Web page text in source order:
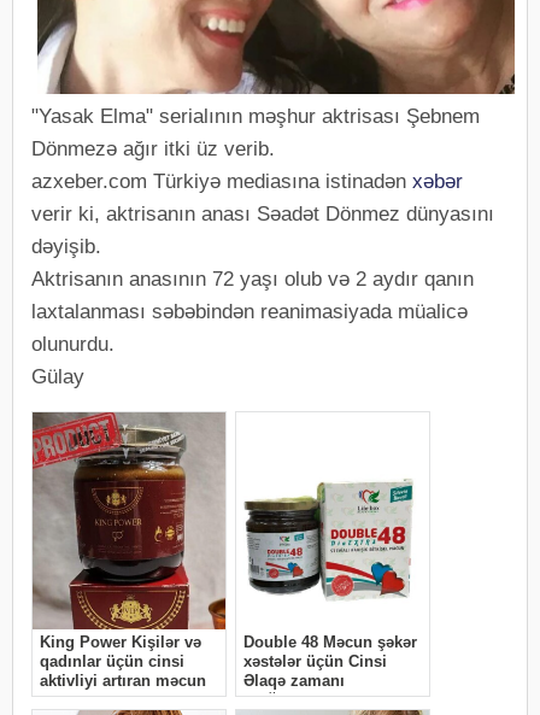
"Yasak Elma" serialının məşhur aktrisası Şebnem
Dönmezə ağır itki üz verib.
azxeber.com Türkiyə mediasına istinadən xəbər
verir ki, aktrisanın anası Səadət Dönmez dünyasını
dəyişib.
Aktrisanın anasının 72 yaşı olub və 2 aydır qanın
laxtalanması səbəbindən reanimasiyada müalicə
olunurdu.
Gülay